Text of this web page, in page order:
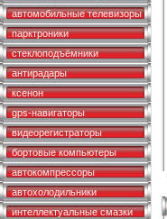
автомобильные телевизоры
парктроники
стеклоподъёмники
антирадары
ксенон
gps-навигаторы
видеорегистраторы
бортовые компьютеры
автокомпрессоры
автохолодильники
интеллектуальные смазки